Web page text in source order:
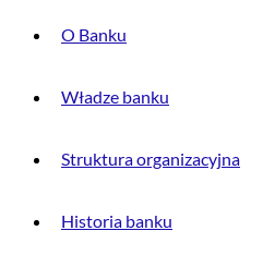
O Banku
Władze banku
Struktura organizacyjna
Historia banku